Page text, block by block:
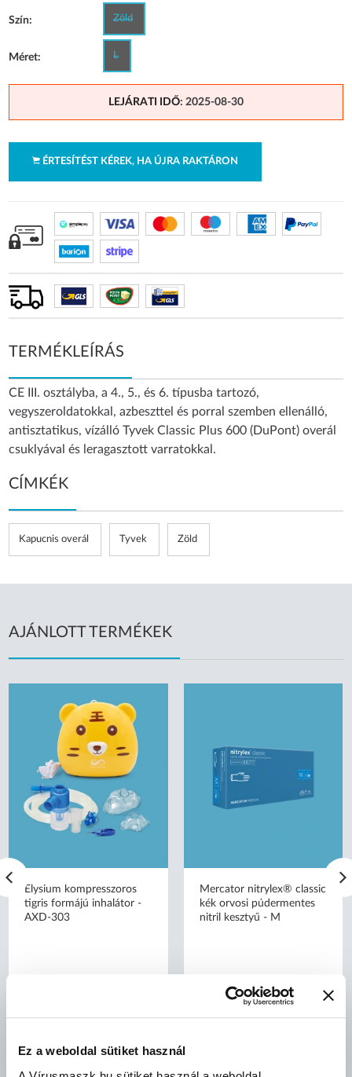
Ez a weboldal sütiket használ
Szín: Zöld
Méret: L
LEJÁRATI IDŐ: 2025-08-30
ÉRTESÍTÉST KÉREK, HA ÚJRA RAKTÁRON
TERMÉKLEÍRÁS
CE III. osztályba, a 4., 5., és 6. típusba tartozó,
vegyszeroldatokkal, azbeszttel és porral szemben ellenálló,
antisztatikus, vízálló Tyvek Classic Plus 600 (DuPont) overál
csuklyával és leragasztott varratokkal.
CÍMKÉK
Kapucnis overál Tyvek Zöld
AJÁNLOTT TERMÉKEK
Elysium kompresszoros
tigris formájú inhalátor -
AXD-303
13 490 Ft
(13 490 Ft/db)
Mercator nitrylex® classic
kék orvosi púdermentes
nitril kesztyű - M
(22 Ft/db)